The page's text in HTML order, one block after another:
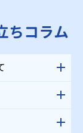
ちコラム